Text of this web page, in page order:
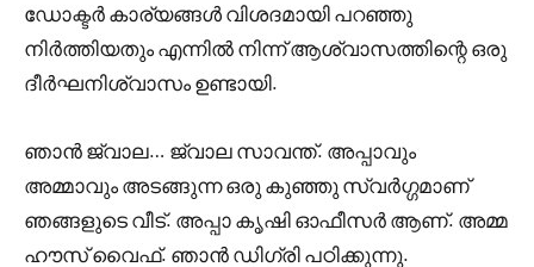
ഡോക്ടർ കാര്യങ്ങൾ വിശദമായി പറഞ്ഞു
നിർത്തിയതും എന്നിൽ നിന്ന് ആശ്വാസത്തിന്റെ ഒരു
ദീർഘനിശ്വാസം ഉണ്ടായി.
ഞാൻ ജ്വാല… ജ്വാല സാവന്ത്. അപ്പാവും
അമ്മാവും അടങ്ങുന്ന ഒരു കുഞ്ഞു സ്വർഗ്ഗമാണ്
ഞങ്ങളുടെ വീട്. അപ്പാ കൃഷി ഓഫീസർ ആണ്. അമ്മ
ഹൗസ് വൈഫ്‌. ഞാൻ ഡിഗ്രി പഠിക്കുന്നു.